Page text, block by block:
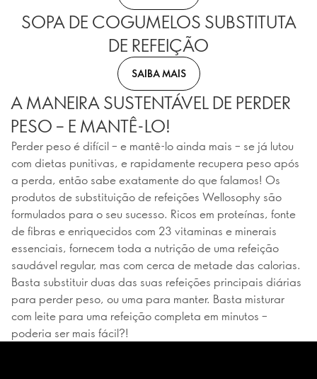
SOPA DE COGUMELOS SUBSTITUTA
DE REFEIÇÃO
SAIBA MAIS
A MANEIRA SUSTENTÁVEL DE PERDER
PESO – E MANTÊ-LO!
Perder peso é difícil – e mantê-lo ainda mais – se já lutou
com dietas punitivas, e rapidamente recupera peso após
a perda, então sabe exatamente do que falamos! Os
produtos de substituição de refeições Wellosophy são
formulados para o seu sucesso. Ricos em proteínas, fonte
de fibras e enriquecidos com 23 vitaminas e minerais
essenciais, fornecem toda a nutrição de uma refeição
saudável regular, mas com cerca de metade das calorias.
Basta substituir duas das suas refeições principais diárias
para perder peso, ou uma para manter. Basta misturar
com leite para uma refeição completa em minutos –
poderia ser mais fácil?!